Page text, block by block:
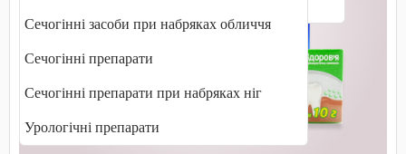
Сечогінні засоби при набряках обличчя
Сечогінні препарати
Сечогінні препарати при набряках ніг
Урологічні препарати